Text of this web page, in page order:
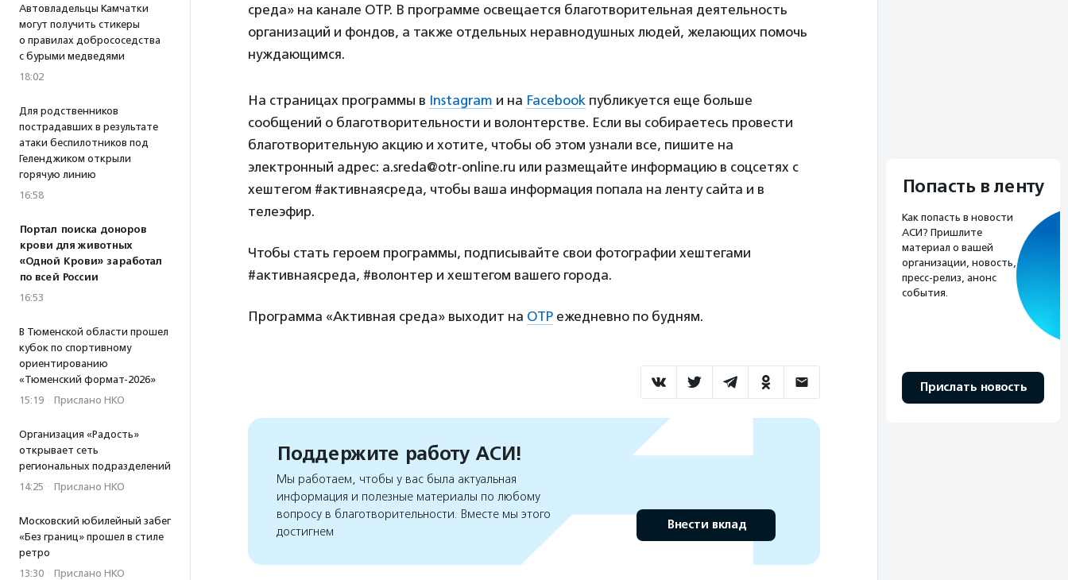
Автовладельцы Камчатки
могут получить стикеры
о правилах добрососедства
с бурыми медведями
18:02
Для родственников
пострадавших в результате
атаки беспилотников под
Геленджиком открыли
горячую линию
16:58
Портал поиска доноров
крови для животных
«Одной Крови» заработал
по всей России
16:53
В Тюменской области прошел
кубок по спортивному
ориентированию
«Тюменский формат-2026»
15:19 · Прислано НКО
Организация «Радость»
открывает сеть
региональных подразделений
14:25 · Прислано НКО
Московский юбилейный забег
«Без границ» прошел в стиле
ретро
13:30 · Прислано НКО
среда» на канале ОТР. В программе освещается благотворительная деятельность
организаций и фондов, а также отдельных неравнодушных людей, желающих помочь
нуждающимся.
На страницах программы в Instagram и на Facebook публикуется еще больше
сообщений о благотворительности и волонтерстве. Если вы собираетесь провести
благотворительную акцию и хотите, чтобы об этом узнали все, пишите на
электронный адрес: a.sreda@otr-online.ru или размещайте информацию в соцсетях с
хештегом #активнаясреда, чтобы ваша информация попала на ленту сайта и в
телеэфир.
Чтобы стать героем программы, подписывайте свои фотографии хештегами
#активнаясреда, #волонтер и хештегом вашего города.
Программа «Активная среда» выходит на ОТР ежедневно по будням.
Поддержите работу АСИ!
Мы работаем, чтобы у вас была актуальная
информация и полезные материалы по любому
вопросу в благотворительности. Вместе мы этого
достигнем
Внести вклад
Попасть в ленту
Как попасть в новости
АСИ? Пришлите
материал о вашей
организации, новость,
пресс-релиз, анонс
события.
Прислать новость